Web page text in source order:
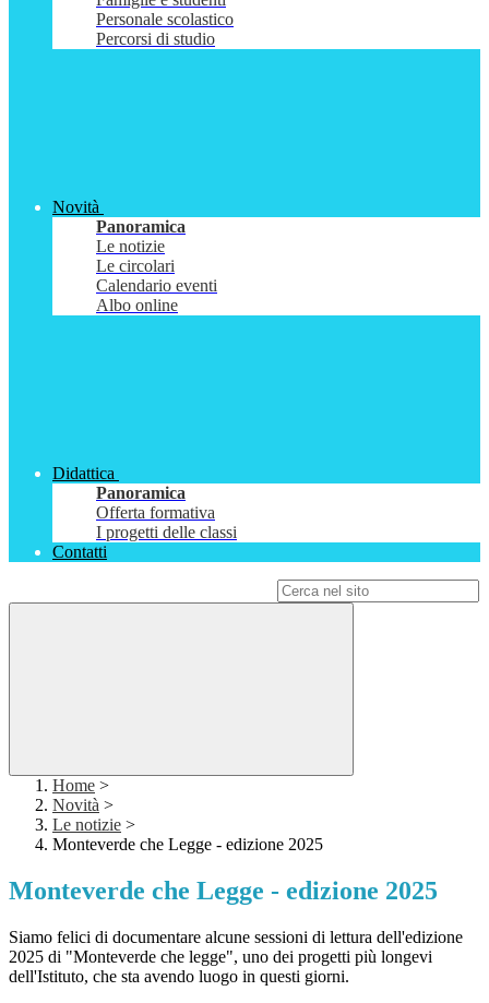
Personale scolastico
Percorsi di studio
Novità
Panoramica
Le notizie
Le circolari
Calendario eventi
Albo online
Didattica
Panoramica
Offerta formativa
I progetti delle classi
Contatti
Home >
Novità >
Le notizie >
Monteverde che Legge - edizione 2025
Monteverde che Legge - edizione 2025
Siamo felici di documentare alcune sessioni di lettura dell'edizione
2025 di "Monteverde che legge", uno dei progetti più longevi
dell'Istituto, che sta avendo luogo in questi giorni.